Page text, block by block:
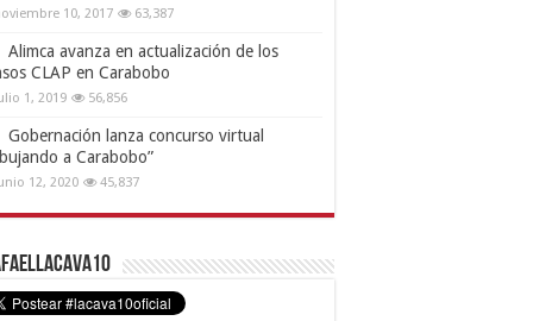
10, 2017 63,387
Alimca avanza en actualización de los
CLAP en Carabobo
1, 2019 56,856
Gobernación lanza concurso virtual
a Carabobo”
12, 2020 45,837